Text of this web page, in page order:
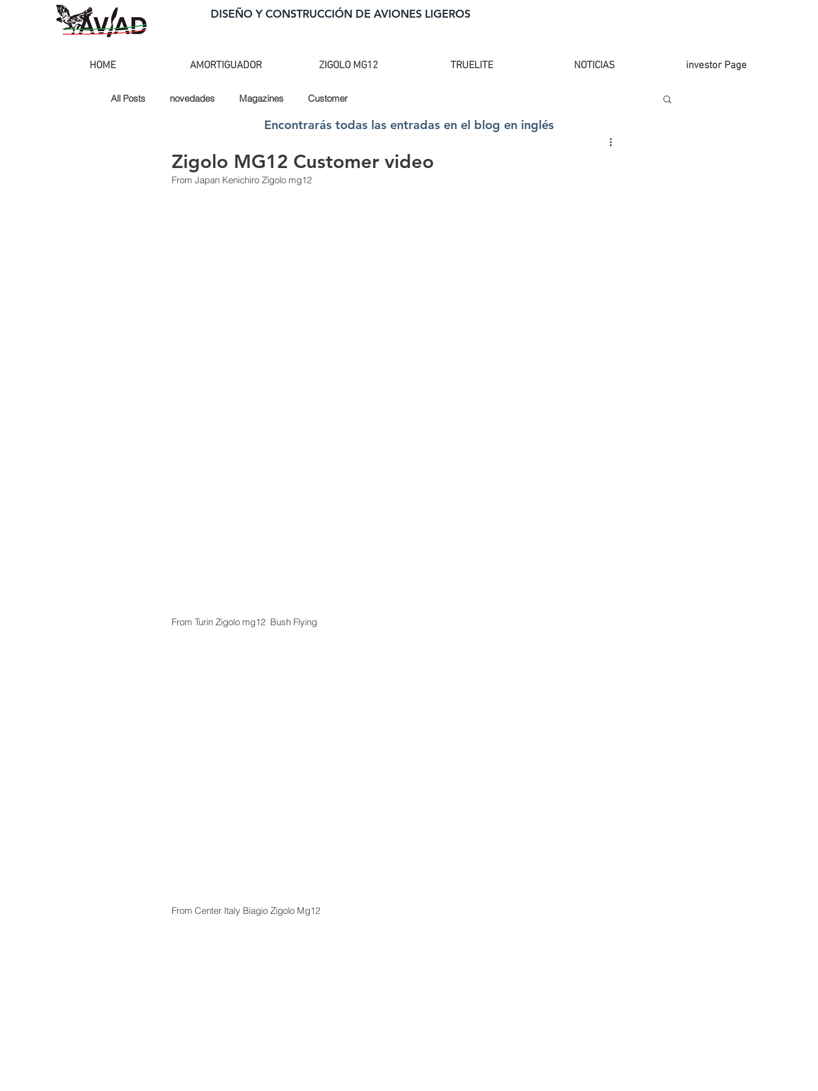
DISEÑO Y CONSTRUCCIÓN DE AVIONES LIGEROS
HOME AMORTIGUADOR ZIGOLO MG12 TRUELITE NOTICIAS investor Page
All Posts novedades Magazines Customer
Zigolo MG12 Customer video
From Japan Kenichiro Zigolo mg12
From Turin Zigolo mg12  Bush Flying
From Center Italy Biagio Zigolo Mg12
Encontrarás todas las entradas en el blog en inglés